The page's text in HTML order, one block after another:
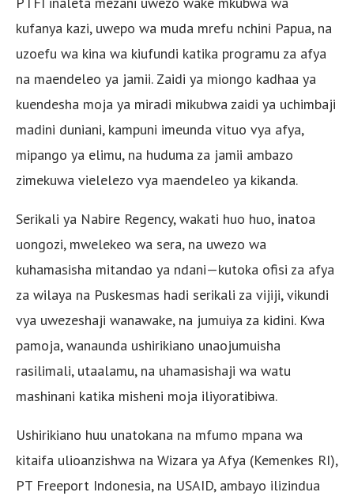
kufanya kazi, uwepo wa muda mrefu nchini Papua, na
uzoefu wa kina wa kiufundi katika programu za afya
na maendeleo ya jamii. Zaidi ya miongo kadhaa ya
kuendesha moja ya miradi mikubwa zaidi ya uchimbaji
madini duniani, kampuni imeunda vituo vya afya,
mipango ya elimu, na huduma za jamii ambazo
zimekuwa vielelezo vya maendeleo ya kikanda.
Serikali ya Nabire Regency, wakati huo huo, inatoa
uongozi, mwelekeo wa sera, na uwezo wa
kuhamasisha mitandao ya ndani—kutoka ofisi za afya
za wilaya na Puskesmas hadi serikali za vijiji, vikundi
vya uwezeshaji wanawake, na jumuiya za kidini. Kwa
pamoja, wanaunda ushirikiano unaojumuisha
rasilimali, utaalamu, na uhamasishaji wa watu
mashinani katika misheni moja iliyoratibiwa.
Ushirikiano huu unatokana na mfumo mpana wa
kitaifa ulioanzishwa na Wizara ya Afya (Kemenkes RI),
PT Freeport Indonesia, na USAID, ambayo ilizindua